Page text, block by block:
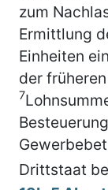
zum
Ermittlung
Einheiten
der
7
Drittstaat